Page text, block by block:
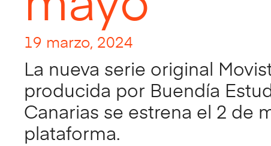
19 marzo, 2024
La nueva serie original
producida por Buendía
Canarias se estrena el 2 de
plataforma.